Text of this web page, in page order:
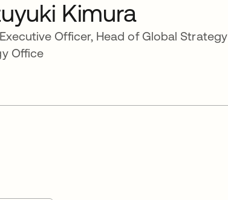
Kimura
Officer, Head of Global
Office